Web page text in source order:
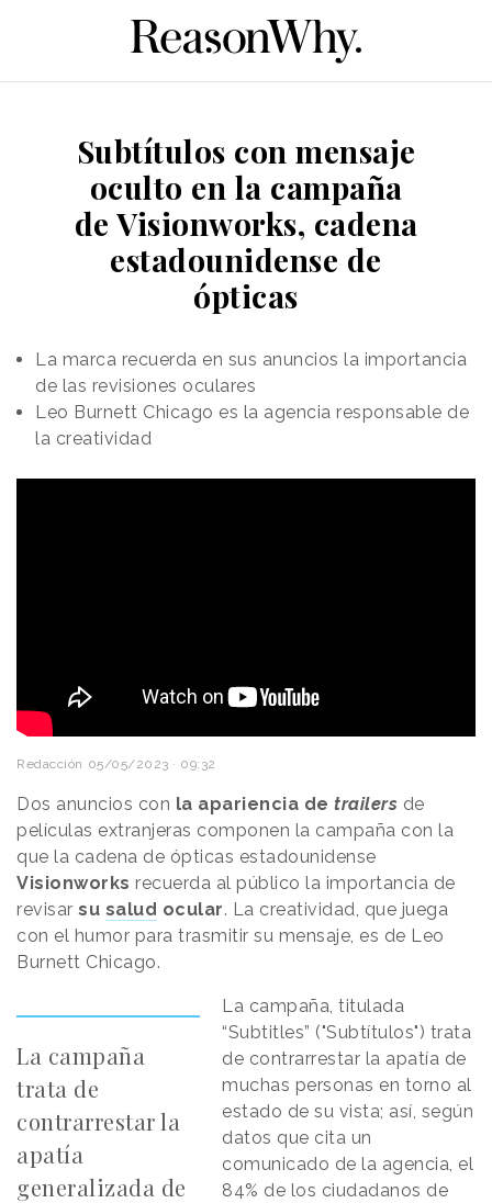
Subtítulos con mensaje
oculto en la campaña
de Visionworks, cadena
estadounidense de
ópticas
La marca recuerda en sus anuncios la importancia
de las revisiones oculares
Leo Burnett Chicago es la agencia responsable de
la creatividad
Redacción 05/05/2023 · 09:32
Dos anuncios con la apariencia de trailers de
películas extranjeras componen la campaña con la
que la cadena de ópticas estadounidense
Visionworks recuerda al público la importancia de
revisar su salud ocular. La creatividad, que juega
con el humor para trasmitir su mensaje, es de Leo
Burnett Chicago.
La campaña
trata de
contrarrestar la
apatía
generalizada de
La campaña, titulada
“Subtitles” ("Subtítulos") trata
de contrarrestar la apatía de
muchas personas en torno al
estado de su vista; así, según
datos que cita un
comunicado de la agencia, el
84% de los ciudadanos de